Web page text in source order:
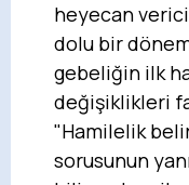
heyecan
dolu bir
gebeliğin ilk
değişiklikleri
"Hamilelik
sorusunun